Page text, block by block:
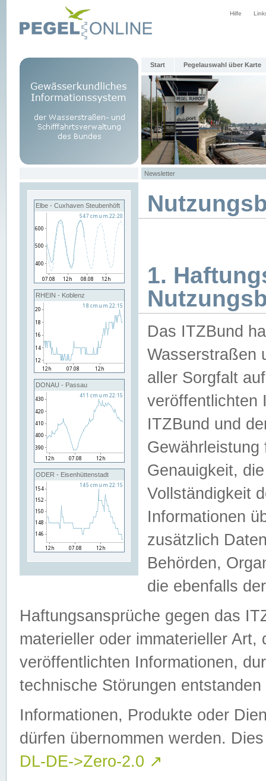
Hilfe
Start Pegelauswahl über Karte
Newsletter
Elbe - Cuxhaven Steubenhöft
RHEIN - Koblenz
DONAU - Passau
ODER - Eisenhüttenstadt
1.
Das ITZBund
Wasserstraßen
aller Sorgfalt
veröffentlichten
ITZBund und
Genauigkeit,
Vollständigkeit
Informationen
zusätzlich
Behörden,
die ebenfalls
Haftungsansprüche gegen das
materieller oder immaterieller
veröffentlichten Informationen,
technische Störungen
Informationen, Produkte oder
dürfen übernommen werden.
DL-DE->Zero-2.0 ↗